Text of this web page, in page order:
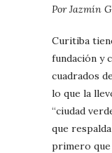
Por Jazmín
Curitiba
fundación y
cuadrados
lo que la
“ciudad
que
primero que